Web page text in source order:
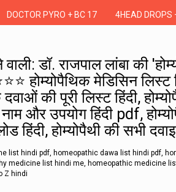
DOCTOR PYRO + BC 17 4HEAD DROPS
डॉ. राजपाल लांबा की
होम्योपैथिक मेडिसिन लिस्ट
की पूरी लिस्ट हिंदी,
और उपयोग हिंदी pdf,
हिंदी, होम्योपैथी की सभी
list hindi pdf, homeopathic dawa list hindi pdf,
medicine list hindi me, homeopathic medicine
Z hindi